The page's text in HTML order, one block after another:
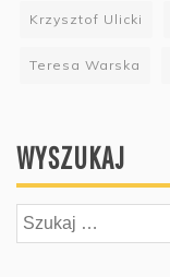
Krzysztof Ulicki
Teresa Warska
WYSZUKAJ
Szukaj: